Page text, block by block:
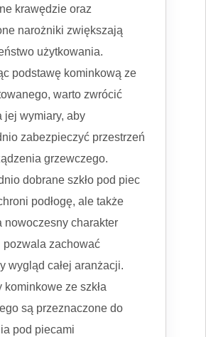
krawędzie oraz
narożniki zwiększają
użytkowania.
podstawę kominkową ze
warto zwrócić
jej wymiary, aby
zabezpieczyć przestrzeń
grzewczego.
dobrane szkło pod piec
podłogę, ale także
nowoczesny charakter
pozwala zachować
wygląd całej aranżacji.
kominkowe ze szkła
są przeznaczone do
pod piecami